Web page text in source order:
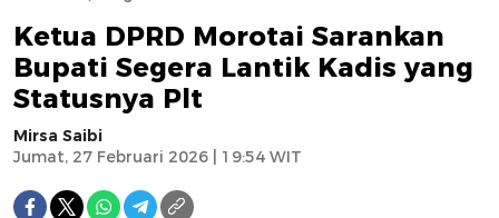
Ketua DPRD Morotai Sarankan
Bupati Segera Lantik Kadis yang
Statusnya Plt
Mirsa Saibi
Jumat, 27 Februari 2026 | 19:54 WIT